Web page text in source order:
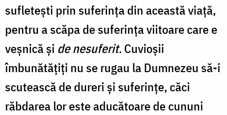
sufletești prin suferința din această viață,
pentru a scăpa de suferința viitoare care e
veșnică și de nesuferit.Cuvioșii
îmbunătățiți nu se rugau la Dumnezeu să-i
scutească de dureri și suferințe, căci
răbdarea lor este aducătoare de cununi